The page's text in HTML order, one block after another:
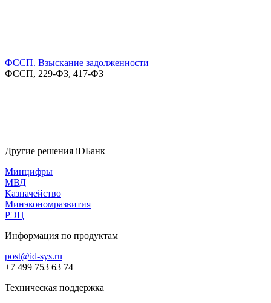
ФССП. Взыскание задолженности
ФССП, 229-ФЗ, 417-ФЗ
Другие решения iDБанк
Минцифры
МВД
Казначейство
Минэкономразвития
РЭЦ
Информация по продуктам
post@id-sys.ru
+7 499 753 63 74
Техническая поддержка